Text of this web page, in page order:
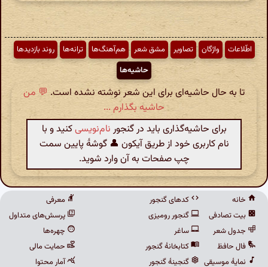
اطّلاعات واژگان تصاویر مشق شعر هم‌آهنگ‌ها ترانه‌ها
روند بازدیدها
حاشیه‌ها
تا به حال حاشیه‌ای برای این شعر نوشته نشده است. 💬 من
حاشیه بگذارم ...
برای حاشیه‌گذاری باید در گنجور نام‌نویسیکنید و با
نام کاربری خود از طریق آیکون 👤 گوشهٔ پایین سمت
چپ صفحات به آن وارد شوید.
خانه
بیت تصادفی
جدول شعر
فال حافظ
نمایهٔ موسیقی
کدهای گنجور
گنجور رومیزی
ساغر
کتابخانهٔ گنجور
گنجینهٔ گنجور
معرفی
پرسش‌های متداول
چهره‌ها
حمایت مالی
آمار محتوا